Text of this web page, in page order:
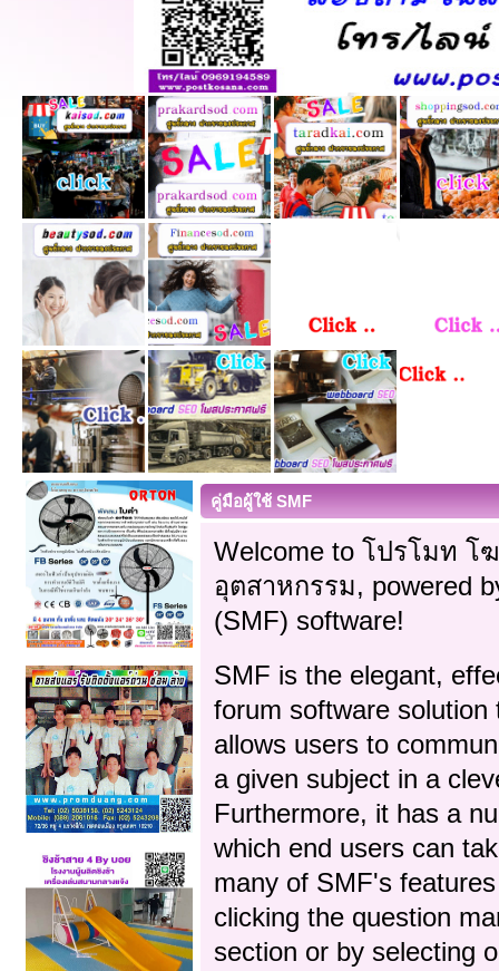
คู่มือผู้ใช้ SMF
Welcome to โปรโมท
อุตสาหกรรม, powered
(SMF) software!
SMF is the elegant,
forum software
allows users to
a given subject in a
Furthermore, it has a
which end users can
many of SMF's
clicking the question
section or by selecting